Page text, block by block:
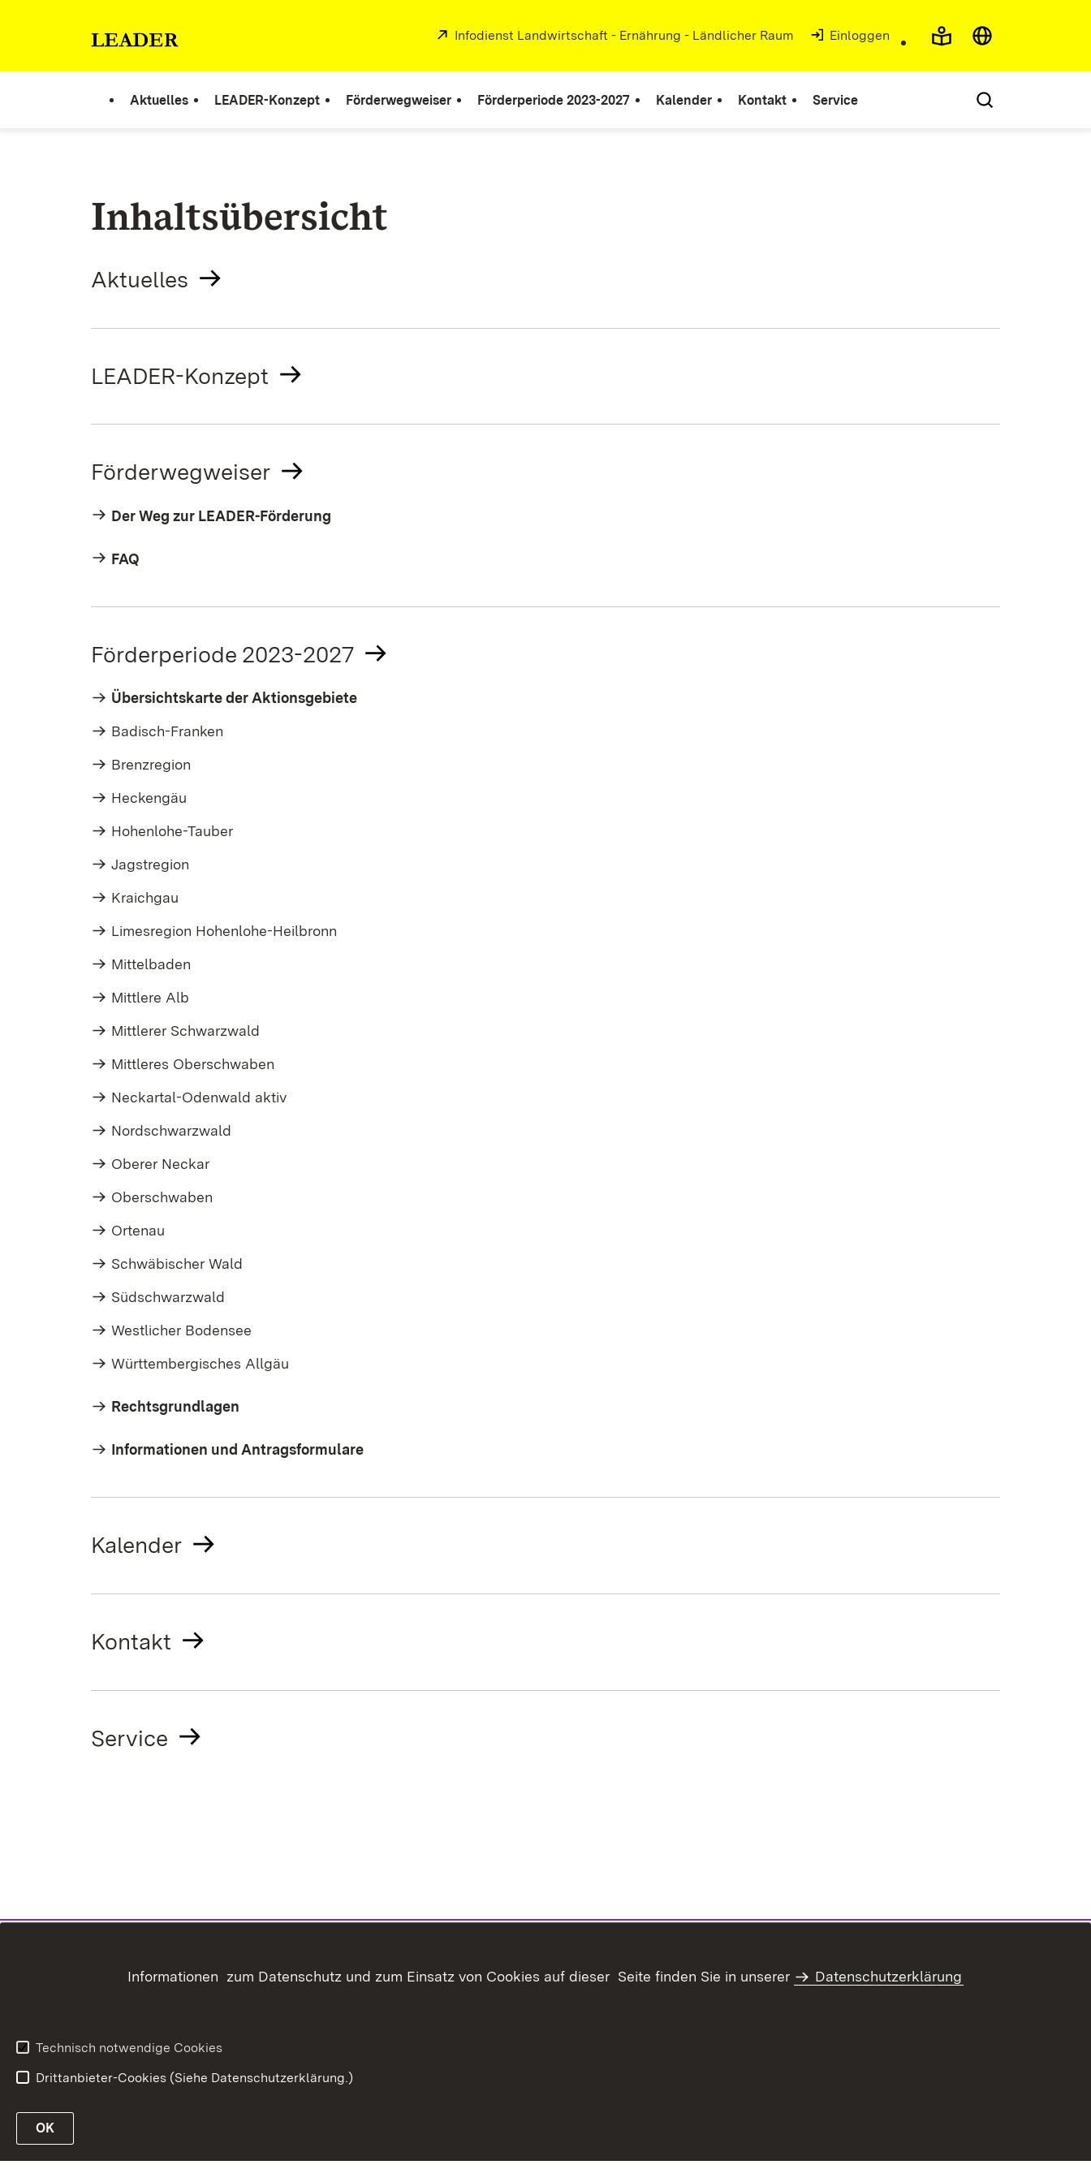
Link zur Startseite
Extern:
Infodienst Landwirtschaft - Ernährung - Ländlicher Raum Einloggen
Aktuelles LEADER-Konzept Förderwegweiser Förderperiode 2023-2027 Kalender Kontakt Service
Inhaltsübersicht
Aktuelles
LEADER-Konzept
Förderwegweiser
Der Weg zur LEADER-Förderung
FAQ
Förderperiode 2023-2027
Übersichtskarte der Aktionsgebiete
Badisch-Franken
Brenzregion
Heckengäu
Hohenlohe-Tauber
Jagstregion
Kraichgau
Limesregion Hohenlohe-Heilbronn
Mittelbaden
Mittlere Alb
Mittlerer Schwarzwald
Mittleres Oberschwaben
Neckartal-Odenwald aktiv
Nordschwarzwald
Oberer Neckar
Oberschwaben
Ortenau
Schwäbischer Wald
Südschwarzwald
Westlicher Bodensee
Württembergisches Allgäu
Rechtsgrundlagen
Informationen und Antragsformulare
Kalender
Kontakt
Service
Informationen zum Datenschutz und zum Einsatz von Cookies auf dieser Seite finden Sie in unserer Datenschutzerklärung
Technisch notwendige Cookies
Drittanbieter-Cookies (Siehe Datenschutzerklärung.)
OK